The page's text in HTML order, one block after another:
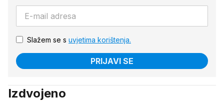
Slažem se s uvjetima korištenja.
PRIJAVI SE
Izdvojeno